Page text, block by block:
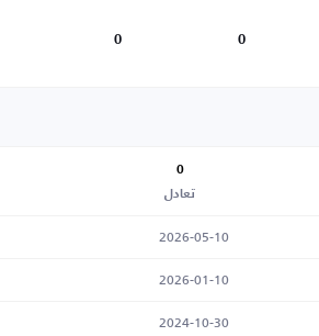
0
0
0
تعادل
2026-05-10
2026-01-10
2024-10-30